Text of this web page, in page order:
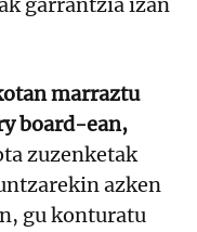
garrantzia izan
marraztu
board-ean,
zuzenketak
azken
gu konturatu